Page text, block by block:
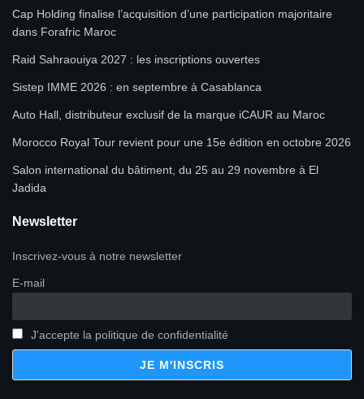
Cap Holding finalise l’acquisition d’une participation majoritaire
dans Forafric Maroc
Raid Sahraouiya 2027 : les inscriptions ouvertes
Sistep IMME 2026 : en septembre à Casablanca
Auto Hall, distributeur exclusif de la marque iCAUR au Maroc
Morocco Royal Tour revient pour une 15e édition en octobre 2026
Salon international du bâtiment, du 25 au 29 novembre à El
Jadida
Newsletter
Inscrivez-vous à notre newsletter
E-mail
J'accepte la politique de confidentialité